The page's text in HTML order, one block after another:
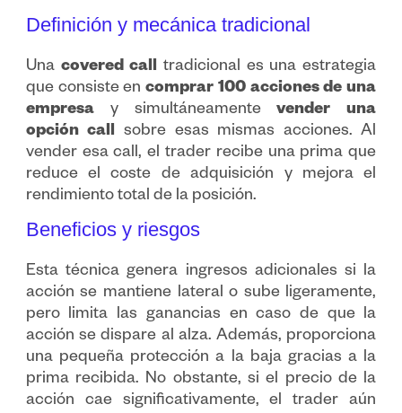
Definición y mecánica tradicional
Una covered call tradicional es una estrategia
que consiste encomprar 100 acciones de una
empresay simultáneamentevender una
opción call sobre esas mismas acciones. Al
vender esa call, el trader recibe una prima que
reduce el coste de adquisición y mejora el
rendimiento total de la posición.
Beneficios y riesgos
Esta técnica genera ingresos adicionales si la
acción se mantiene lateral o sube ligeramente,
pero limita las ganancias en caso de que la
acción se dispare al alza. Además, proporciona
una pequeña protección a la baja gracias a la
prima recibida. No obstante, si el precio de la
acción cae significativamente, el trader aún